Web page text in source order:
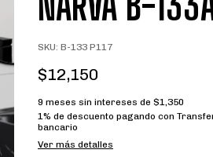
SKU: B-133 P117
$12,150
9 meses sin intereses de $1,350
1% de descuento pagando con
bancario
Ver más detalles